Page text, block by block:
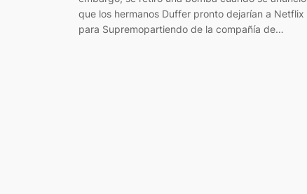
que los hermanos Duffer pronto dejarían a Netflix
para Supremopartiendo de la compañía de…